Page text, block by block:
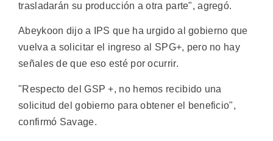
trasladarán su producción a otra parte", agregó.
Abeykoon dijo a IPS que ha urgido al gobierno que
vuelva a solicitar el ingreso al SPG+, pero no hay
señales de que eso esté por ocurrir.
"Respecto del GSP +, no hemos recibido una
solicitud del gobierno para obtener el beneficio",
confirmó Savage.